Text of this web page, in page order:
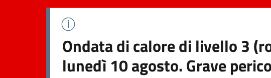
Ondata di calore di livello 3
lunedì 10 agosto. Grave